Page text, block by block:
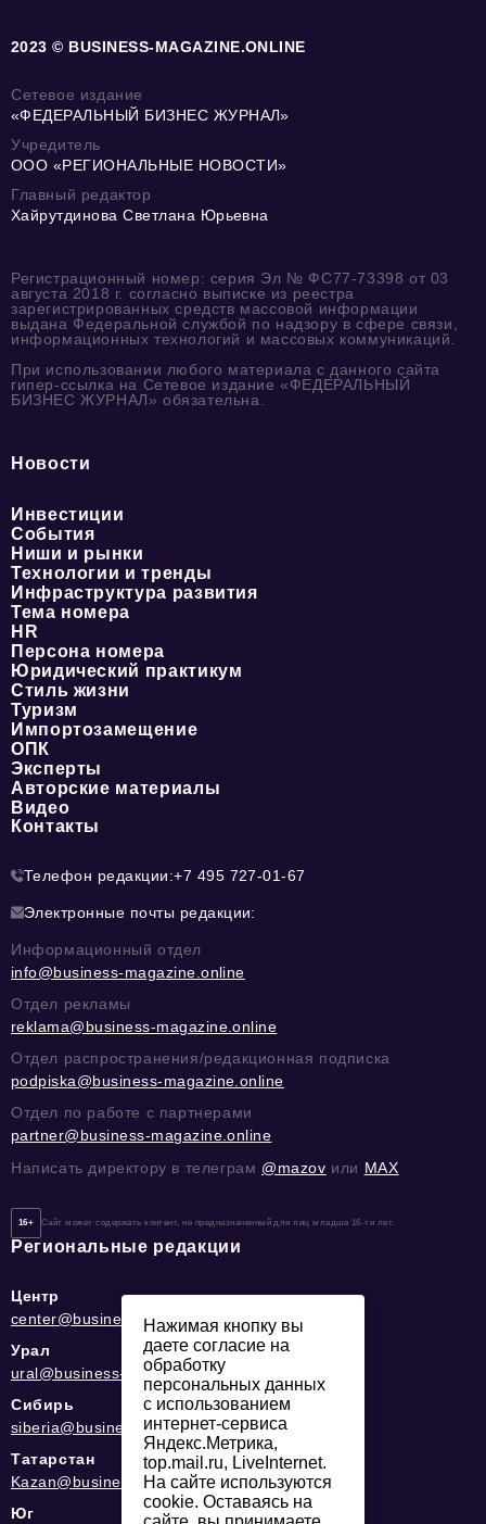
2023 © BUSINESS-MAGAZINE.ONLINE
Сетевое издание
«ФЕДЕРАЛЬНЫЙ БИЗНЕС ЖУРНАЛ»
Учредитель
ООО «РЕГИОНАЛЬНЫЕ НОВОСТИ»
Главный редактор
Хайрутдинова Светлана Юрьевна
Регистрационный номер: серия Эл № ФС77-73398 от 03
августа 2018 г. согласно выписке из реестра
зарегистрированных средств массовой информации
выдана Федеральной службой по надзору в сфере связи,
информационных технологий и массовых коммуникаций.
При использовании любого материала с данного сайта
гипер-ссылка на Сетевое издание «ФЕДЕРАЛЬНЫЙ
БИЗНЕС ЖУРНАЛ» обязательна.
Новости
Инвестиции
События
Ниши и рынки
Технологии и тренды
Инфраструктура развития
Тема номера
HR
Персона номера
Юридический практикум
Стиль жизни
Туризм
Импортозамещение
ОПК
Эксперты
Авторские материалы
Видео
Контакты
Телефон редакции:+7 495 727-01-67
Электронные почты редакции:
Информационный отдел
info@business-magazine.online
Отдел рекламы
reklama@business-magazine.online
Отдел распространения/редакционная подписка
podpiska@business-magazine.online
Отдел по работе с партнерами
partner@business-magazine.online
Написать директору в телеграм @mazov или MAX
16+ Сайт может содержать контент, не предназначенный для лиц младше 16-ти лет.
Региональные редакции
Центр
center@business-magazine.online
Урал
ural@business-magazine.online
Сибирь
siberia@business-magazine.online
Татарстан
Kazan@business-magazine.online
Юг
Нажимая кнопку вы
даете согласие на
обработку
персональных данных
с использованием
интернет-сервиса
Яндекс.Метрика,
top.mail.ru, LiveInternet.
На сайте используются
cookie. Оставаясь на